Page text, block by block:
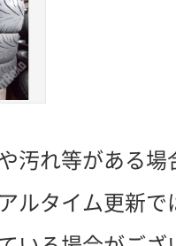
汚れ等がある場
ルタイム更新